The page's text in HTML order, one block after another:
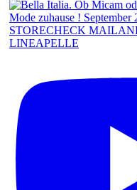
STORECHECK
LINEAPELLE